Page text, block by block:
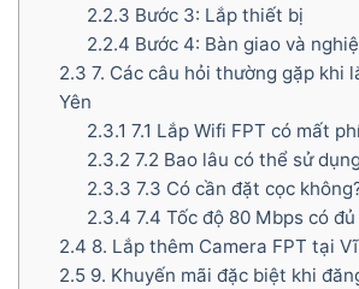
2.2.3 Bước 3: Lắp thiết bị
2.2.4 Bước 4: Bàn giao và
2.3 7. Các câu hỏi thường gặp khi
Yên
2.3.1 7.1 Lắp Wifi FPT có mất
2.3.2 7.2 Bao lâu có thể sử
2.3.3 7.3 Có cần đặt cọc
2.3.4 7.4 Tốc độ 80 Mbps có
2.4 8. Lắp thêm Camera FPT tại
2.59. Khuyến mãi đặc biệt khi